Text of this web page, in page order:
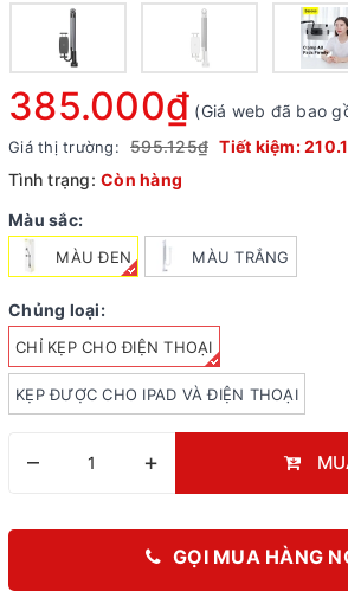
385.000₫ (Giá web đã bao
Giá thị trường: 595.125₫ Tiết kiệm:
Tình trạng: Còn hàng
Màu sắc:
MÀU ĐEN MÀU TRẮNG
Chủng loại:
CHỈ KẸP CHO ĐIỆN THOẠI
KẸP ĐƯỢC CHO IPAD VÀ ĐIỆN THOẠI
– +
GỌI MUA HÀNG